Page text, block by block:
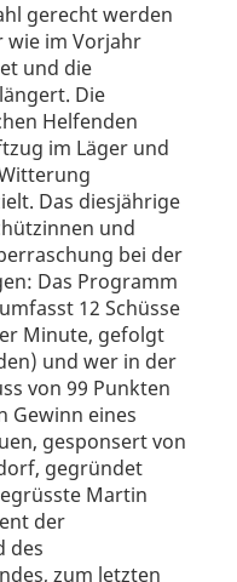
gerecht werden
wie im Vorjahr
und die
Die
Helfenden
im Läger und
Das diesjährige
und
bei der
Das Programm
12 Schüsse
Minute, gefolgt
und wer in der
von 99 Punkten
Gewinn eines
gesponsert von
gegründet
Martin
der
des
zum letzten